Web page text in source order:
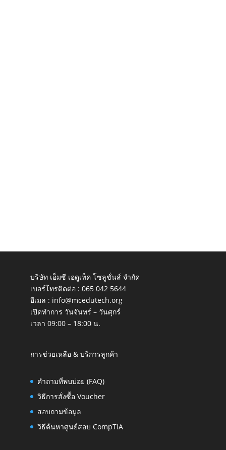
บริษัท เอ็มซี เอดูเท็ค โซลูชั่นส์ จำกัด
เบอร์โทรติดต่อ : 065 042 5644
อีเมล : info@mcedutech.org
เปิดทำการ วันจันทร์ – วันศุกร์
เวลา 09:00 – 18:00 น.
การช่วยเหลือ & บริการลูกค้า
คำถามที่พบบ่อย (FAQ)
วิธีการสั่งซื้อ Voucher
สอบถามข้อมูล
วิธีค้นหาศูนย์สอบ CompTIA